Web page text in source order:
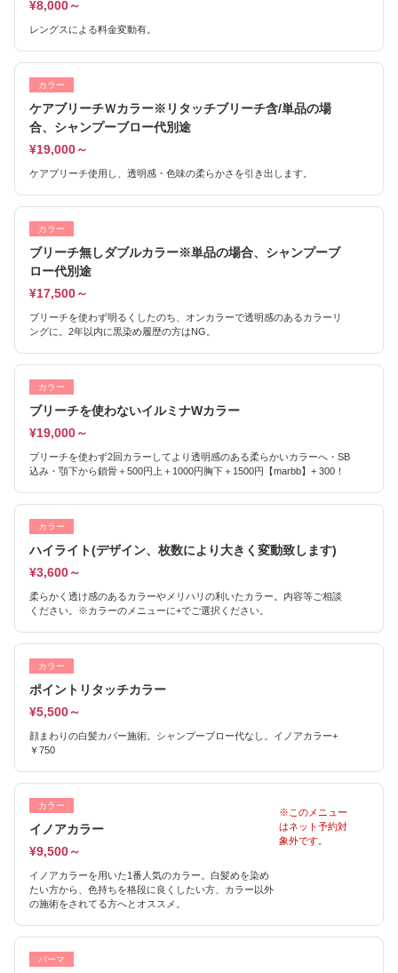
¥8,000～
レングスによる料金変動有。
カラー
ケアブリーチＷカラー※リタッチブリーチ含/単品の場
合、シャンプーブロー代別途
¥19,000～
ケアブリーチ使用し、透明感・色味の柔らかさを引き出します。
カラー
ブリーチ無しダブルカラー※単品の場合、シャンプーブ
ロー代別途
¥17,500～
ブリーチを使わず明るくしたのち、オンカラーで透明感のあるカラーリ
ングに。2年以内に黒染め履歴の方はNG。
カラー
ブリーチを使わないイルミナWカラー
¥19,000～
ブリーチを使わず2回カラーしてより透明感のある柔らかいカラーへ・SB
込み・顎下から鎖骨＋500円上＋1000円胸下＋1500円【marbb】+ 300！
カラー
ハイライト(デザイン、枚数により大きく変動致します)
¥3,600～
柔らかく透け感のあるカラーやメリハリの利いたカラー。内容等ご相談
ください。※カラーのメニューに+でご選択ください。
カラー
ポイントリタッチカラー
¥5,500～
顔まわりの白髪カバー施術。シャンプーブロー代なし。イノアカラー+
￥750
カラー
イノアカラー
¥9,500～
イノアカラーを用いた1番人気のカラー。白髪めを染め
たい方から、色持ちを格段に良くしたい方、カラー以外
の施術をされてる方へとオススメ。
※このメニュー
はネット予約対
象外です。
パーマ